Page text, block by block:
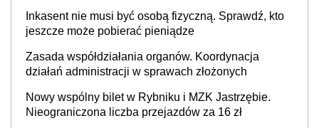
Inkasent nie musi być osobą fizyczną. Sprawdź, kto
jeszcze może pobierać pieniądze
Zasada współdziałania organów. Koordynacja
działań administracji w sprawach złożonych
Nowy wspólny bilet w Rybniku i MZK Jastrzębie.
Nieograniczona liczba przejazdów za 16 zł